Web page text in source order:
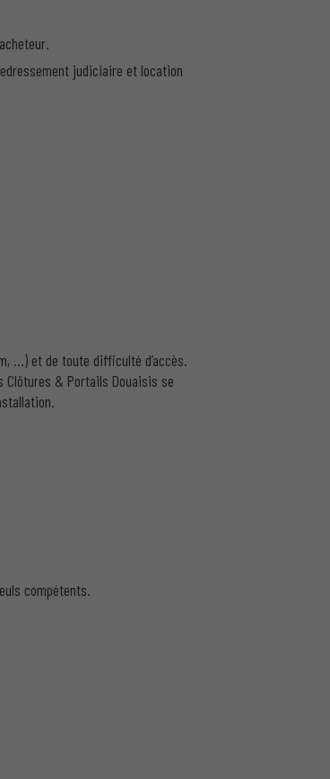
judiciaire et location
…) et de toute difficulté d’accès.
Clôtures & Portails Douaisis se
compétents.